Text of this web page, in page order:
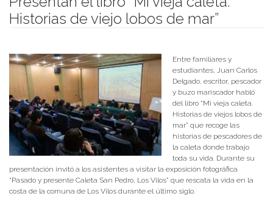
Historias de viejo lobos de mar”
Entre familiares y
estudiantes, Juan Carlos
Delgado, escritor, pescador
y buzo mariscador habló
del libro “Mi vieja caleta.
Historias de viejos lobos de
mar” que recoge las
historias de pescadores de
la caleta donde trabajo
toda su vida. Durante su
presentación invitó a los asistentes a visitar la exposición fotográfica
“Pasado y presente Caleta San Pedro, Los Vilos” que rescata la vida en la
costa de la comuna de Los Vilos durante el último siglo.